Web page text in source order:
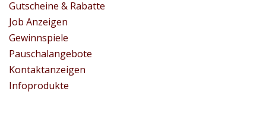
Gutscheine & Rabatte
Job Anzeigen
Gewinnspiele
Pauschalangebote
Kontaktanzeigen
Infoprodukte